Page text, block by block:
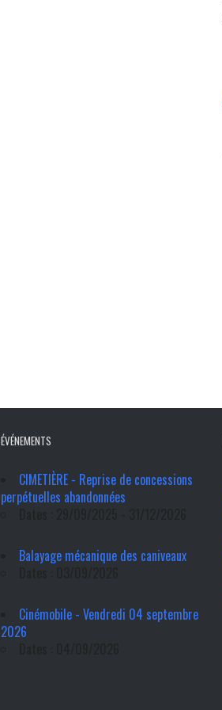
ÉVÉNEMENTS
CIMETIÈRE - Reprise de concessions
perpétuelles abandonnées
Balayage mécanique des caniveaux
Cinémobile - Vendredi 04 septembre
2026